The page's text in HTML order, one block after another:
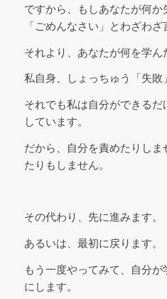
ですから、もしあなたが何か
「ごめんなさい」とわざわざ
それより、あなたが何を学ん
私自身、しょっちゅう「失敗
それでも私は自分ができる
しています。
だから、自分を責めたりし
たりもしません。
その代わり、先に進みます。
あるいは、最初に戻ります。
もう一度やってみて、自分
にします。